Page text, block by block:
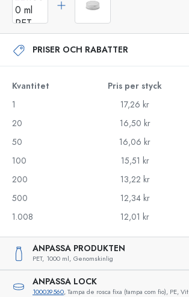
PRISER OCH RABATTER
Kvantitet Pris per styck
1
17,26 kr
20
16,50 kr
50
16,06 kr
100
15,51 kr
200
13,22 kr
500
12,34 kr
1.008
12,01 kr
ANPASSA PRODUKTEN
PET, 1000 ml, Genomskinlig
ANPASSA LOCK
100039560, Tampa de rosca fixa (tampa com fio), PE, Vit